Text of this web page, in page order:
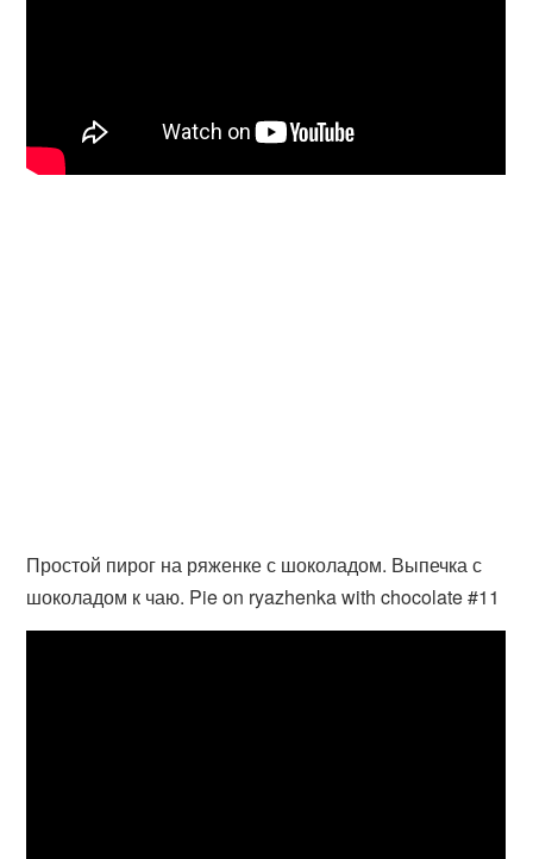
Простой пирог на ряженке с шоколадом. Выпечка с
шоколадом к чаю. Pie on ryazhenka with chocolate #11